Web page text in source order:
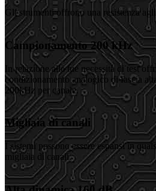
Gli strumenti offrono una resistenza
Campionamento 200 kHz
In relazione alle tue necessità di test
condizionamento analogico di fascia
200kHz per canale.
Migliaia di canali
I sistemi possono essere espansi in
migliaia di canali.